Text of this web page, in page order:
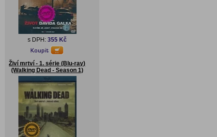
s DPH: 355 Kč
Živí mrtví - 1. série (Blu-ray)
(Walking Dead - Season 1)